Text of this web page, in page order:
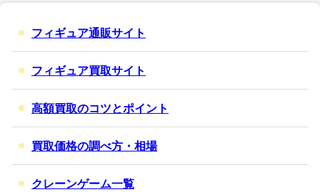
フィギュア通販サイト
フィギュア買取サイト
高額買取のコツとポイント
買取価格の調べ方・相場
クレーンゲーム一覧